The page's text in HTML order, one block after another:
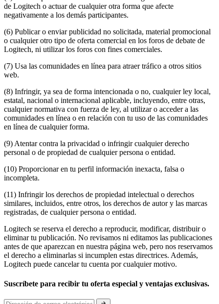
de Logitech o actuar de cualquier otra forma que afecte
negativamente a los demás participantes.
(6) Publicar o enviar publicidad no solicitada, material promocional
o cualquier otro tipo de oferta comercial en los foros de debate de
Logitech, ni utilizar los foros con fines comerciales.
(7) Usa las comunidades en línea para atraer tráfico a otros sitios
web.
(8) Infringir, ya sea de forma intencionada o no, cualquier ley local,
estatal, nacional o internacional aplicable, incluyendo, entre otras,
cualquier normativa con fuerza de ley, al utilizar o acceder a las
comunidades en línea o en relación con tu uso de las comunidades
en línea de cualquier forma.
(9) Atentar contra la privacidad o infringir cualquier derecho
personal o de propiedad de cualquier persona o entidad.
(10) Proporcionar en tu perfil información inexacta, falsa o
incompleta.
(11) Infringir los derechos de propiedad intelectual o derechos
similares, incluidos, entre otros, los derechos de autor y las marcas
registradas, de cualquier persona o entidad.
Logitech se reserva el derecho a reproducir, modificar, distribuir o
eliminar tu publicación. No revisamos ni editamos las publicaciones
antes de que aparezcan en nuestra página web, pero nos reservamos
el derecho a eliminarlas si incumplen estas directrices. Además,
Logitech puede cancelar tu cuenta por cualquier motivo.
Suscríbete para recibir tu oferta especial y ventajas exclusivas.